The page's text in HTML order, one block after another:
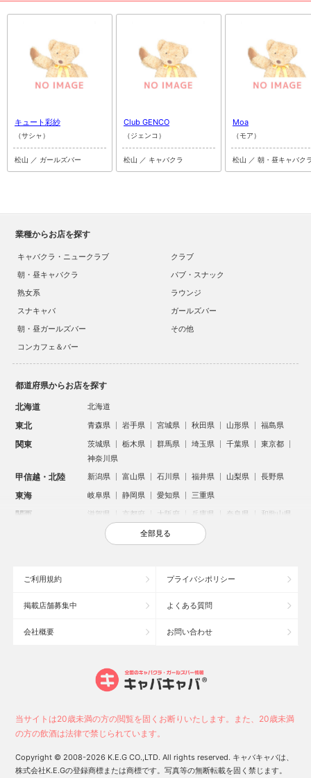
お店に電話する
スタッフ
キャスト
キュート彩紗
（サシャ）
松山 ／ ガールズバー
Club GENCO
（ジェンコ）
松山 ／ キャバクラ
Moa
（モア）
松山 ／ 朝・昼キャバク
業種からお店を探す
キャバクラ・ニュークラブ
クラブ
朝・昼キャバクラ
パブ・スナック
熟女系
ラウンジ
スナキャバ
ガールズバー
朝・昼ガールズバー
その他
コンカフェ＆バー
都道府県からお店を探す
北海道 北海道
東北 青森県 岩手県 宮城県 秋田県 山形県 福島県
関東 茨城県 栃木県 群馬県 埼玉県 千葉県
東京都
神奈川県
甲信越・北陸 新潟県 富山県 石川県 福井県 山梨県 長野県
東海 岐阜県 静岡県 愛知県 三重県
関西 滋賀県 京都府 大阪府 兵庫県 奈良県 和歌山県
鳥取県 島根県 岡山県 広島県
沖縄県
大宮のキャバクラ
新潟市のキャバクラ
池袋駅（西口）のキャバクラ
中洲のキャバクラ
宇都宮市のキャバクラ
全部見る
ご利用規約 プライバシポリシー
掲載店舗募集中 よくある質問
会社概要 お問い合わせ
当サイトは20歳未満の方の閲覧を固くお断りいたします。また、20歳未満
の方の飲酒は法律で禁じられています。
Copyright © 2008-2026 K.E.G CO.,LTD. All rights reserved. キャバキャバは、
株式会社K.E.Gの登録商標または商標です。写真等の無断転載を固く禁じます。